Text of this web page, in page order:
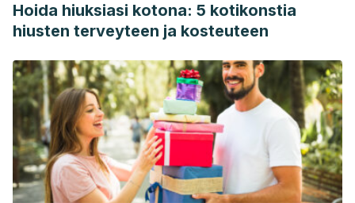
Hoida hiuksiasi kotona: 5 kotikonstia
hiusten terveyteen ja kosteuteen